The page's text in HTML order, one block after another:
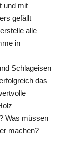
und mit
gefällt
alle
in
Schlageisen
das
Was müssen
machen?